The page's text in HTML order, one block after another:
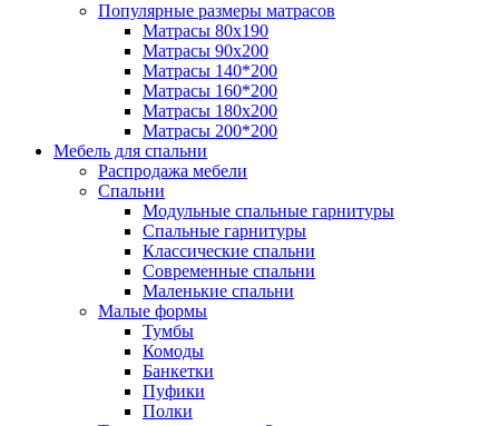
Популярные размеры матрасов
Матрасы 80x190
Матрасы 90x200
Матрасы 140*200
Матрасы 160*200
Матрасы 180x200
Матрасы 200*200
Мебель для спальни
Распродажа мебели
Спальни
Модульные спальные гарнитуры
Спальные гарнитуры
Классические спальни
Современные спальни
Маленькие спальни
Малые формы
Тумбы
Комоды
Банкетки
Пуфики
Полки